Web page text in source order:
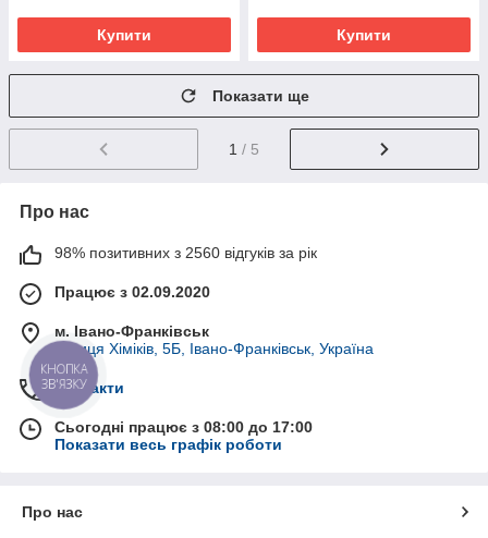
Купити Купити
Показати ще
1 / 5
Про нас
98% позитивних з 2560 відгуків за рік
Працює з 02.09.2020
м. Івано-Франківськ
вулиця Хіміків, 5Б, Івано-Франківськ, Україна
Контакти
Сьогодні працює з 08:00 до 17:00
Показати весь графік роботи
Про нас
КНОПКА
ЗВ'ЯЗКУ